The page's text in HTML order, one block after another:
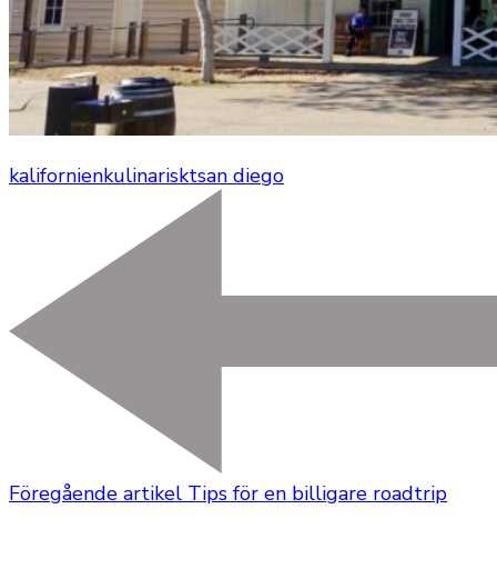
kalifornienkulinarisktsan diego
Föregående artikel Tips för en billigare roadtrip